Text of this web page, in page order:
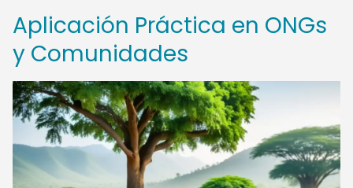
Aplicación Práctica en ONGs
y Comunidades